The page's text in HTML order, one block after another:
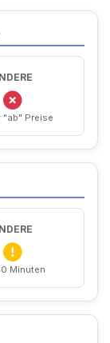
"ab" Preise
Minuten